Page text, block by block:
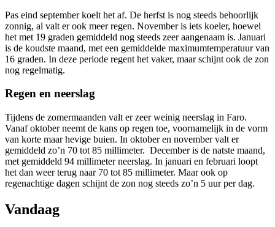
Pas eind september koelt het af. De herfst is nog steeds behoorlijk
zonnig, al valt er ook meer regen. November is iets koeler, hoewel
het met 19 graden gemiddeld nog steeds zeer aangenaam is. Januari
is de koudste maand, met een gemiddelde maximumtemperatuur van
16 graden. In deze periode regent het vaker, maar schijnt ook de zon
nog regelmatig.
Regen en neerslag
Tijdens de zomermaanden valt er zeer weinig neerslag in Faro.
Vanaf oktober neemt de kans op regen toe, voornamelijk in de vorm
van korte maar hevige buien. In oktober en november valt er
gemiddeld zo’n 70 tot 85 millimeter. December is de natste maand,
met gemiddeld 94 millimeter neerslag. In januari en februari loopt
het dan weer terug naar 70 tot 85 millimeter. Maar ook op
regenachtige dagen schijnt de zon nog steeds zo’n 5 uur per dag.
Vandaag